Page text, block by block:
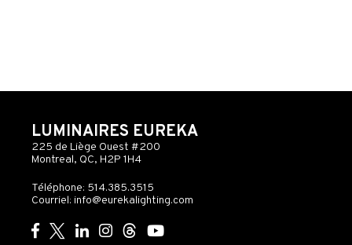
LUMINAIRES EUREKA
225 de Liège Ouest #200
Montreal, QC, H2P 1H4
Téléphone: 514.385.3515
Courriel: info@eurekalighting.com